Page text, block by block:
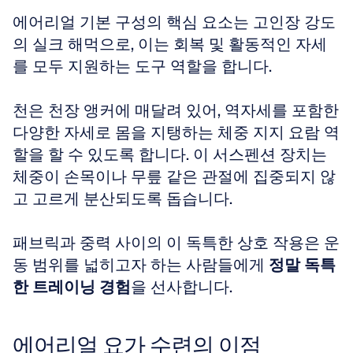
에어리얼 기본 구성의 핵심 요소는 고인장 강도
의 실크 해먹으로, 이는 회복 및 활동적인 자세
를 모두 지원하는 도구 역할을 합니다.
천은 천장 앵커에 매달려 있어, 역자세를 포함한
다양한 자세로 몸을 지탱하는 체중 지지 요람 역
할을 할 수 있도록 합니다. 이 서스펜션 장치는
체중이 손목이나 무릎 같은 관절에 집중되지 않
고 고르게 분산되도록 돕습니다.
패브릭과 중력 사이의 이 독특한 상호 작용은 운
동 범위를 넓히고자 하는 사람들에게 정말 독특
한 트레이닝 경험을 선사합니다.
에어리얼 요가 수련의 이점